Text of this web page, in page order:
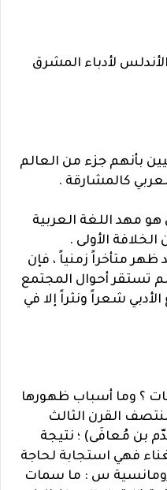
الأندلس لأدباء المشرق
بأنهم جزء من العالم
كالمشارقة .
هو مهد اللغة العربية
الأولى .
ظهر متأخراً زمنياً ، فإن
كان سنة 91هـ ولم تستقر أحوال المجتمع
شعراً ونثراً إلا في
؟ وما أسباب ظهورها
القرن الثالث
بن مُعافَى) ؛ نتيجة
فهي استجابة لحاجة
س : ما سمات